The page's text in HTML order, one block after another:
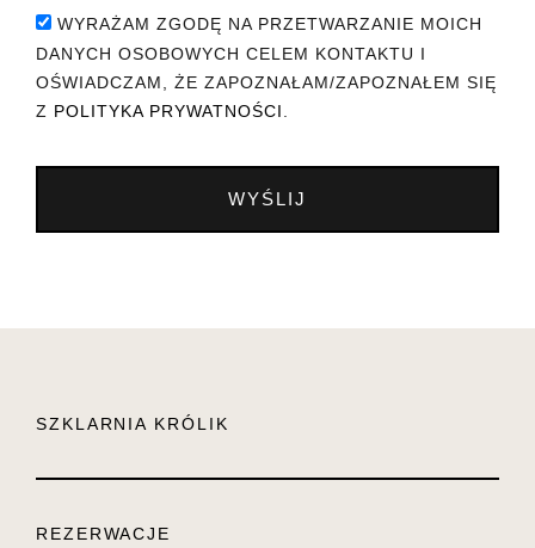
WYRAŻAM ZGODĘ NA PRZETWARZANIE MOICH
DANYCH OSOBOWYCH CELEM KONTAKTU I
OŚWIADCZAM, ŻE ZAPOZNAŁAM/ZAPOZNAŁEM SIĘ
Z POLITYKA PRYWATNOŚCI
WYŚLIJ
SZKLARNIA KRÓLIK
REZERWACJE